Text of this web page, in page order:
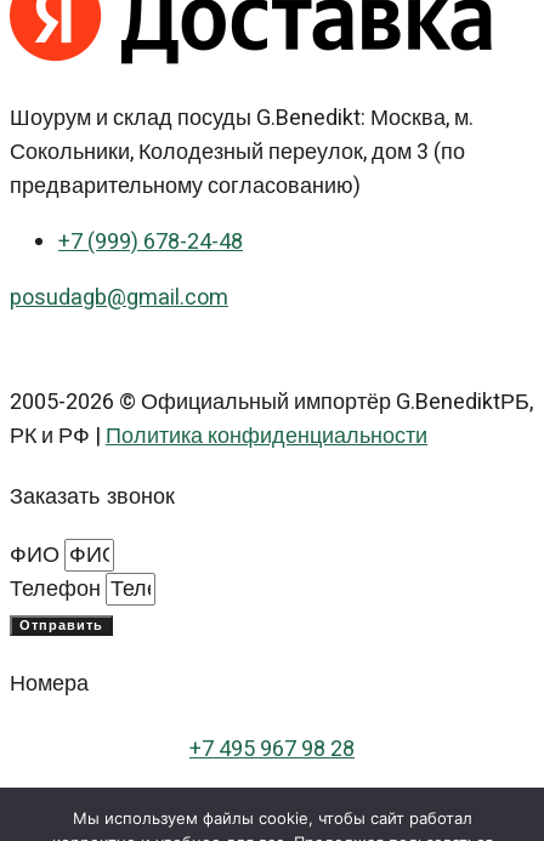
Шоурум и склад посуды G.Benedikt: Москва, м.
Сокольники, Колодезный переулок, дом 3 (по
предварительному согласованию)
+7 (999) 678-24-48
posudagb@gmail.com
2005-2026 © Официальный импортёр G.BenediktРБ,
РК и РФ |Политика конфиденциальности
Заказать звонок
ФИО
Телефон
Отправить
Номера
+7 495 967 98 28
+7 999 678 24 48
Мы используем файлы cookie, чтобы сайт работал